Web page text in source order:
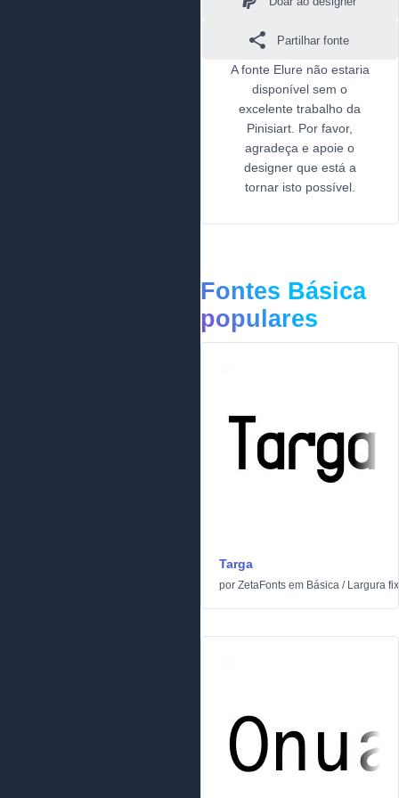
Partilhar fonte
A fonte Elure não estaria
disponível sem o
excelente trabalho da
Pinisiart. Por favor,
agradeça e apoie o
designer que está a
tornar isto possível.
Fontes Básica
populares
Targa
por ZetaFonts em Básica / Largura